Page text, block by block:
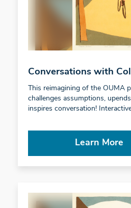
Conversations with
This reimagining of the OUMA
challenges assumptions,
inspires conversation!
Learn More